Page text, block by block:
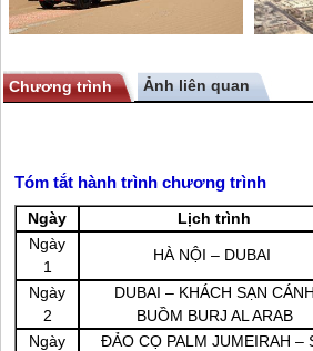
Chương trình Ảnh liên quan
Tóm tắt hành trình chương trình
Ngày Lịch trình
Ngày
1
HÀ NỘI – DUBAI
Ngày
2
DUBAI – KHÁCH SẠN CÁNH
BUỒM BURJ AL ARAB
Ngày
ĐẢO CỌ PALM JUMEIRAH –